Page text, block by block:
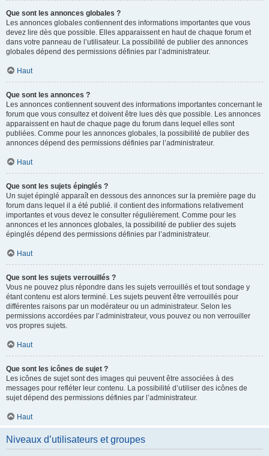
Que sont les annonces globales ?
Les annonces globales contiennent des informations importantes que vous
devez lire dès que possible. Elles apparaissent en haut de chaque forum et
dans votre panneau de l’utilisateur. La possibilité de publier des annonces
globales dépend des permissions définies par l’administrateur.
Haut
Que sont les annonces ?
Les annonces contiennent souvent des informations importantes concernant le
forum que vous consultez et doivent être lues dès que possible. Les annonces
apparaissent en haut de chaque page du forum dans lequel elles sont
publiées. Comme pour les annonces globales, la possibilité de publier des
annonces dépend des permissions définies par l’administrateur.
Haut
Que sont les sujets épinglés ?
Un sujet épinglé apparaît en dessous des annonces sur la première page du
forum dans lequel il a été publié. il contient des informations relativement
importantes et vous devez le consulter régulièrement. Comme pour les
annonces et les annonces globales, la possibilité de publier des sujets
épinglés dépend des permissions définies par l’administrateur.
Haut
Que sont les sujets verrouillés ?
Vous ne pouvez plus répondre dans les sujets verrouillés et tout sondage y
étant contenu est alors terminé. Les sujets peuvent être verrouillés pour
différentes raisons par un modérateur ou un administrateur. Selon les
permissions accordées par l’administrateur, vous pouvez ou non verrouiller
vos propres sujets.
Haut
Que sont les icônes de sujet ?
Les icônes de sujet sont des images qui peuvent être associées à des
messages pour refléter leur contenu. La possibilité d’utiliser des icônes de
sujet dépend des permissions définies par l’administrateur.
Haut
Niveaux d’utilisateurs et groupes